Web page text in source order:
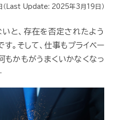
（Last Update: 2025年3月19日 ）
と、存在を否定されたよう
。そして、仕事もプライベー
もかもがうまくいかなくなっ